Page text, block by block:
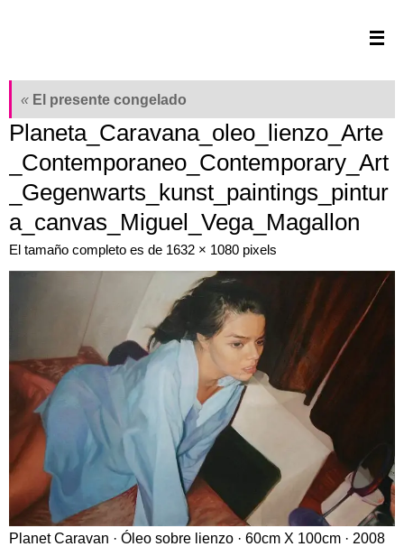
« El presente congelado
Planeta_Caravana_oleo_lienzo_Arte
_Contemporaneo_Contemporary_Art
_Gegenwarts_kunst_paintings_pintur
a_canvas_Miguel_Vega_Magallon
El tamaño completo es de 1632 × 1080 pixels
Planet Caravan · Óleo sobre lienzo · 60cm X 100cm · 2008